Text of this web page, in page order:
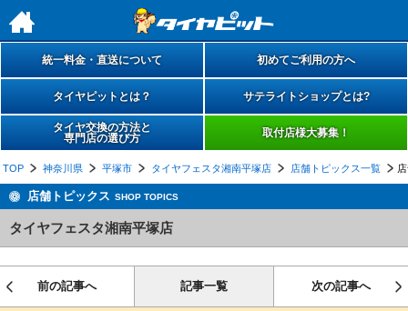
h
統一料金・直送について 初めてご利用の方へ
タイヤピットとは？ サテライトショップとは?
タイヤ交換の方法と
専門店の選び方
取付店様大募集！
TOP 神奈川県 平塚市 タイヤフェスタ湘南平塚店 店舗トピックス一覧
店舗トピックス SHOP TOPICS
タイヤフェスタ湘南平塚店
前の記事へ 記事一覧 次の記事へ